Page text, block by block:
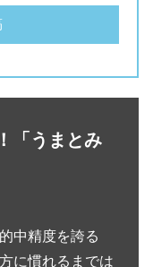
「うまとみ
中精度を誇る
に慣れるまでは